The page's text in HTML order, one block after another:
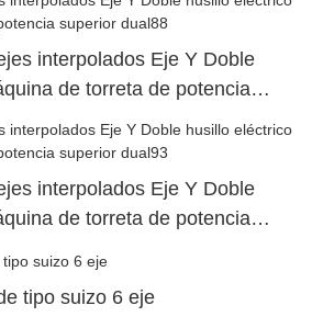
interpolados Eje Y Doble
de torreta de potencia
interpolados Eje Y Doble
de torreta de potencia
tipo suizo 6 eje